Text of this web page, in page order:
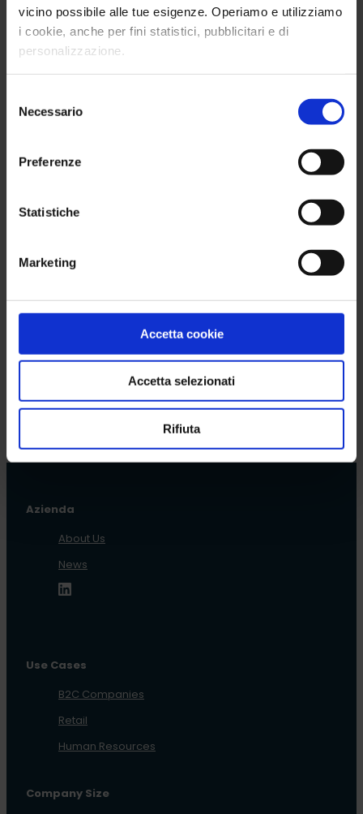
vicino possibile alle tue esigenze. Operiamo e utilizziamo
i cookie, anche per fini statistici, pubblicitari e di
personalizzazione.
delNecessario
Preferenze
Statistiche
Marketing
Accetta cookie
Accetta selezionati
Rifiuta
The British Chamber of Commerce for Italy:
di The British Chamber of Commerce for Italy
Leggi tutto
News Successive
Azienda
About Us
News
Use Cases
B2C Companies
Retail
Human Resources
Company Size